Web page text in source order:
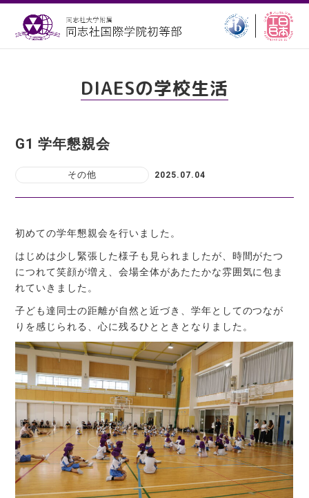
DIAESの学校生活
G1 学年懇親会
その他 2025.07.04
初めての学年懇親会を行いました。
はじめは少し緊張した様子も見られましたが、時間がたつ
につれて笑顔が増え、会場全体があたたかな雰囲気に包ま
れていきました。
子ども達同士の距離が自然と近づき、学年としてのつなが
りを感じられる、心に残るひとときとなりました。